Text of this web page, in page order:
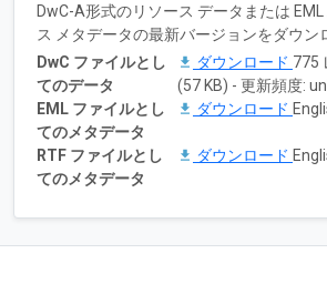
DwC-A形式のリソース データまたは
ス メタデータの最新バージョンをダウン
DwC ファイルとし
てのデータ
ダウンロード 775
(57 KB) - 更新頻度:
EML ファイルとし
てのメタデータ
ダウンロード
RTF ファイルとし
てのメタデータ
ダウンロード